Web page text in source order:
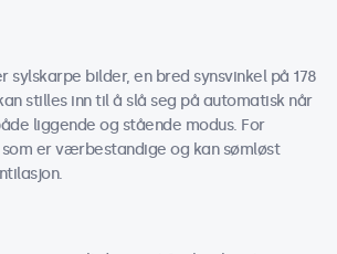
bilder, en bred synsvinkel på 178
stilles inn til å slå seg på automatisk når
liggende og stående modus. For
er værbestandige og kan sømløst